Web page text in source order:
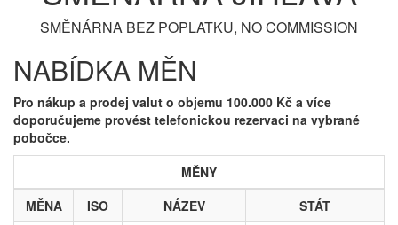
SMĚNÁRNA BEZ POPLATKU, NO COMMISSION
NABÍDKA MĚN
Pro nákup a prodej valut o objemu 100.000 Kč a více
doporučujeme provést telefonickou rezervaci na vybrané
pobočce.
MĚNY
MĚNA
ISO NÁZEV
STÁT